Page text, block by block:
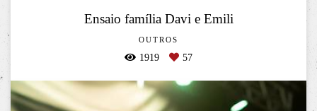
Ensaio família Davi e Emili
OUTROS
1919 57